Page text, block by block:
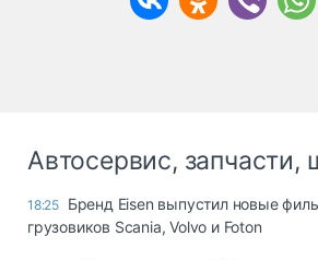
Автосервис, запчасти,
18:25 Бренд Eisen выпустил новые
грузовиков Scania, Volvo и Foton